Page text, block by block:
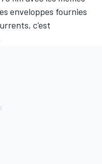
enveloppes fournies
, c'est